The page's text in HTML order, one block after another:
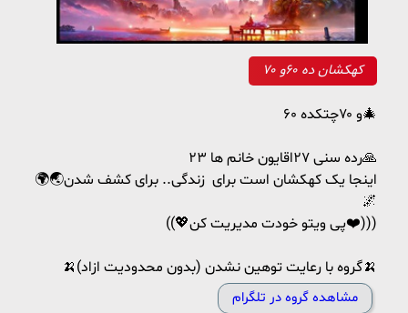
کهکشان ده ۶۰و ۷۰
۶۰ و ۷۰چتکده🎄
رده سنی ۲۷اقایون خانم ها ۲۳🙏
🌍🌏اینجا یک کهکشان است برای زندگی.. برای کشف شدن
🌌
((💖پی ویتو خودت مدیریت کن❤️)))
🍌گروه با رعایت توهین نشدن (بدون محدودیت ازاد)🍌
مشاهده گروه در تلگرام